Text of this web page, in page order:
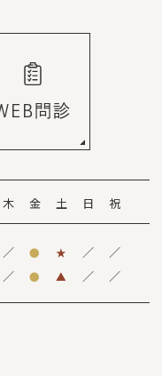
問診
木 金 土 日 祝
／ ● ★ ／
／
／ ● ▲ ／ ／